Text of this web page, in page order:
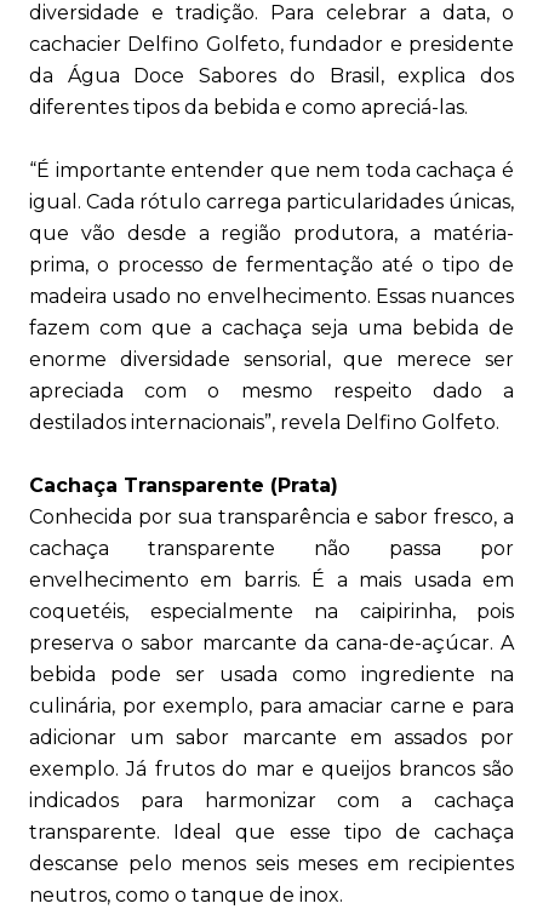
diversidade e tradição. Para celebrar a data, o
cachacier Delfino Golfeto, fundador e presidente
da Água Doce Sabores do Brasil, explica dos
diferentes tipos da bebida e como apreciá-las.
“É importante entender que nem toda cachaça é
igual. Cada rótulo carrega particularidades únicas,
que vão desde a região produtora, a matéria-
prima, o processo de fermentação até o tipo de
madeira usado no envelhecimento. Essas nuances
fazem com que a cachaça seja uma bebida de
enorme diversidade sensorial, que merece ser
apreciada com o mesmo respeito dado a
destilados internacionais”, revela Delfino Golfeto.
Cachaça Transparente (Prata)
Conhecida por sua transparência e sabor fresco, a
cachaça transparente não passa por
envelhecimento em barris. É a mais usada em
coquetéis, especialmente na caipirinha, pois
preserva o sabor marcante da cana-de-açúcar. A
bebida pode ser usada como ingrediente na
culinária, por exemplo, para amaciar carne e para
adicionar um sabor marcante em assados por
exemplo. Já frutos do mar e queijos brancos são
indicados para harmonizar com a cachaça
transparente. Ideal que esse tipo de cachaça
descanse pelo menos seis meses em recipientes
neutros, como o tanque de inox.